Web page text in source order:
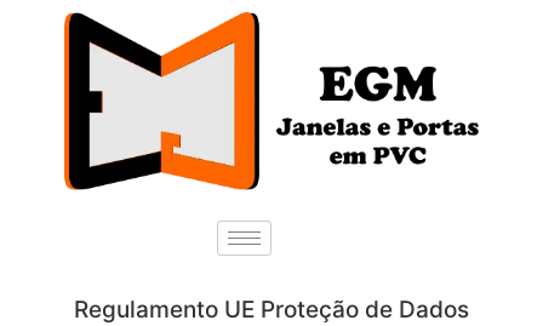
Regulamento UE Proteção de Dados